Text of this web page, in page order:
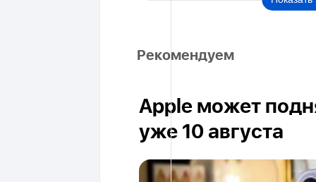
Рекомендуем
Apple может
уже 10 августа